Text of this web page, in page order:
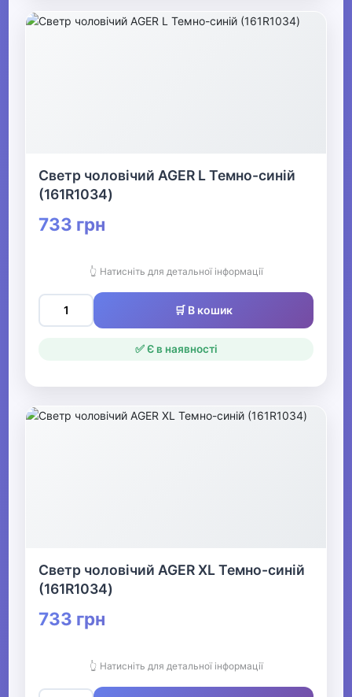
Светр чоловічий AGER L Темно-синій
(161R1034)
733 грн
👆 Натисніть для детальної інформації
🛒 В кошик
✅ Є в наявності
Светр чоловічий AGER XL Темно-синій
(161R1034)
733 грн
👆 Натисніть для детальної інформації